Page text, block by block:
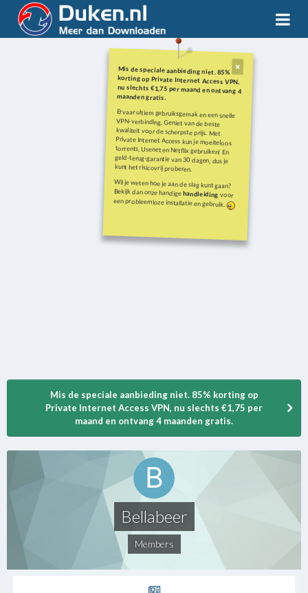
Mis de speciale aanbieding niet. 85%
korting op Private Internet Access VPN,
nu slechts €1,75 per maand en ontvang 4
maanden gratis.
Ervaar ultiem gebruiksgemak en een snelle
VPN-verbinding. Geniet van de beste
kwaliteit voor de scherpste prijs. Met
Private Internet Access kun je moeiteloos
torrents, Usenet en Netflix gebruiken! En
geld-terug-garantie van 30 dagen, dus je
kunt het risicovrij proberen.
Wil je weten hoe je aan de slag kunt gaan?
Bekijk dan onze handigehandleiding voor
een probleemloze installatie en gebruik.
Mis de speciale aanbieding niet. 85% korting op
Private Internet Access VPN, nu slechts €1,75 per
maand en ontvang 4 maanden gratis.
Bellabeer
Members